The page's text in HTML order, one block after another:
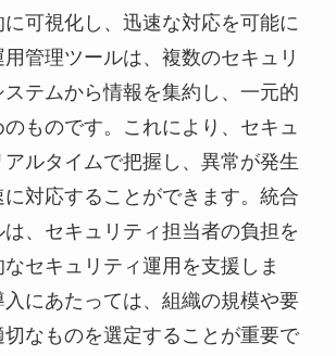
に可視化し、迅速な対応を可能に
用管理ツールは、複数のセキュリ
テムから情報を集約し、一元的
ものです。これにより、セキュ
アルタイムで把握し、異常が発生
に対応することができます。統合
、セキュリティ担当者の負担を
セキュリティ運用を支援しま
にあたっては、組織の規模や要
なものを選定することが重要で